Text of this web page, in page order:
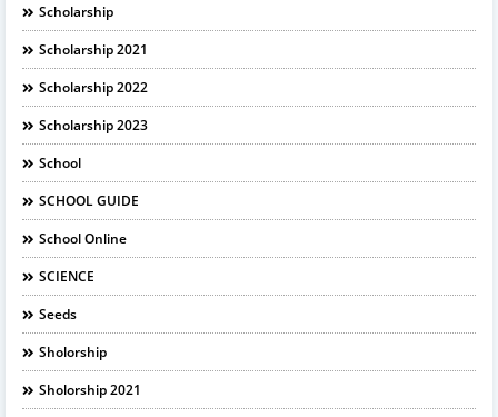
Scholarship
Scholarship 2021
Scholarship 2022
Scholarship 2023
School
SCHOOL GUIDE
School Online
SCIENCE
Seeds
Sholorship
Sholorship 2021